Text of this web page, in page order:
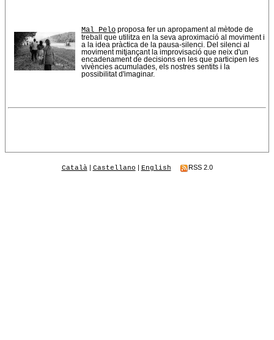
Mal Pelo proposa fer un apropament al mètode de
treball que utilitza en la seva aproximació al moviment i
a la idea pràctica de la pausa-silenci. Del silenci al
moviment mitjançant la improvisació que neix d'un
encadenament de decisions en les que participen les
vivències acumulades, els nostres sentits i la
possibilitat d'imaginar.
Català | Castellano | English RSS 2.0